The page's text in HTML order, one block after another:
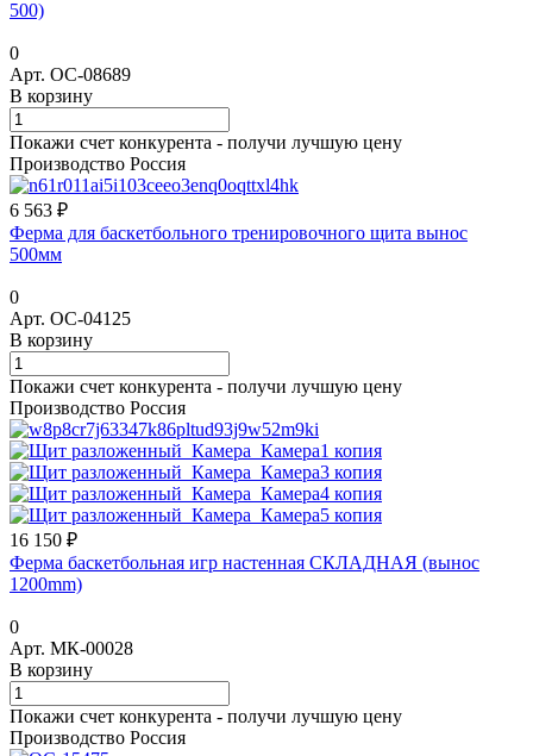
500)
0
Арт. ОС-08689
В корзину
Покажи счет конкурента - получи лучшую цену
Производство Россия
6 563 ₽
Ферма для баскетбольного тренировочного щита вынос
500мм
0
Арт. ОС-04125
В корзину
Покажи счет конкурента - получи лучшую цену
Производство Россия
16 150 ₽
Ферма баскетбольная игр настенная СКЛАДНАЯ (вынос
1200mm)
0
Арт. МК-00028
В корзину
Покажи счет конкурента - получи лучшую цену
Производство Россия